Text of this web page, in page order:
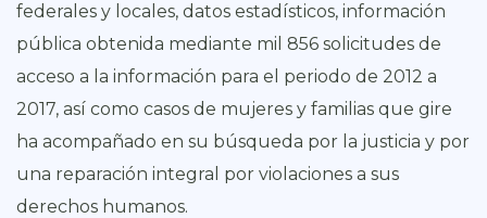
federales y locales, datos estadísticos, información
pública obtenida mediante mil 856 solicitudes de
acceso a la información para el periodo de 2012 a
2017, así como casos de mujeres y familias que gire
ha acompañado en su búsqueda por la justicia y por
una reparación integral por violaciones a sus
derechos humanos.